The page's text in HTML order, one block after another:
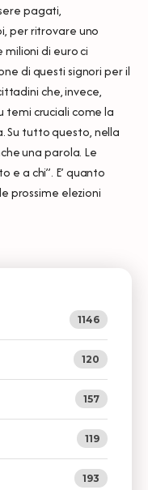
pagati,
per ritrovare uno
di euro ci
di questi signori per il
che, invece,
temi cruciali come la
Su tutto questo, nella
una parola. Le
a chi”. E’ quanto
prossime elezioni
1146
120
157
119
193